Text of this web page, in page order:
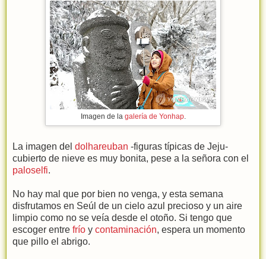
Imagen de la galería de Yonhap.
La imagen del dolhareuban -figuras típicas de Jeju-
cubierto de nieve es muy bonita, pese a la señora con el
paloselfi.
No hay mal que por bien no venga, y esta semana
disfrutamos en Seúl de un cielo azul precioso y un aire
limpio como no se veía desde el otoño. Si tengo que
escoger entre frío y contaminación, espera un momento
que pillo el abrigo.